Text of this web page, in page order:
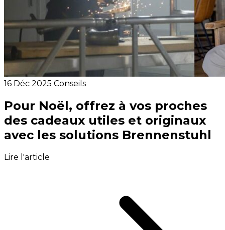
16 Déc 2025 Conseils
Pour Noël, offrez à vos proches
des cadeaux utiles et originaux
avec les solutions Brennenstuhl
Lire l'article